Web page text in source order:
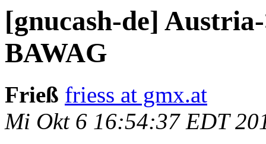
[gnucash-de]
BAWAG
Frieß friess at gmx.at
Mi Okt 6 16:54:37 EDT